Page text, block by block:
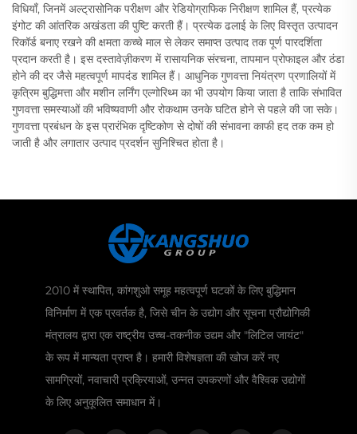
विधियाँ, जिनमें अल्ट्रासोनिक परीक्षण और रेडियोग्राफिक निरीक्षण शामिल हैं, प्रत्येक
इंगोट की आंतरिक अखंडता की पुष्टि करती हैं। प्रत्येक ढलाई के लिए विस्तृत उत्पादन
रिकॉर्ड बनाए रखने की क्षमता कच्चे माल से लेकर समाप्त उत्पाद तक पूर्ण पारदर्शिता
प्रदान करती है। इस दस्तावेज़ीकरण में रासायनिक संरचना, तापमान प्रोफाइल और ठंडा
होने की दर जैसे महत्वपूर्ण मापदंड शामिल हैं। आधुनिक गुणवत्ता नियंत्रण प्रणालियों में
कृत्रिम बुद्धिमत्ता और मशीन लर्निंग एल्गोरिथ्म का भी उपयोग किया जाता है ताकि संभावित
गुणवत्ता समस्याओं की भविष्यवाणी और रोकथाम उनके घटित होने से पहले की जा सके।
गुणवत्ता प्रबंधन के इस प्रारंभिक दृष्टिकोण से दोषों की संभावना काफी हद तक कम हो
जाती है और लगातार उत्पाद प्रदर्शन सुनिश्चित होता है।
2010 में स्थापित, कांगशुओ समूह महत्वपूर्ण घटकों के लिए बुद्धिमान
विनिर्माण में एक प्रवर्तक है, जिसे चीन के उद्योग और सूचना प्रौद्योगिकी
मंत्रालय द्वारा एक राष्ट्रीय उच्च-तकनीक उद्यम और "लिटिल जायंट"
के रूप में मान्यता प्राप्त है। हमारी विशेषज्ञता की खोज करें नए
सामग्रियों, नवाचारी प्रक्रियाओं, उन्नत उपकरणों और वैश्विक उद्योगों
के लिए अनुकूलित समाधान में।